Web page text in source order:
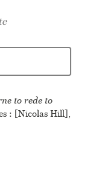
to rede to
: [Nicolas Hill],